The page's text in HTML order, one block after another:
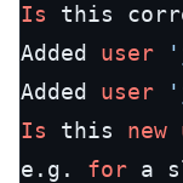
Is this
Added user
Added user
Is this new
e.g. for a